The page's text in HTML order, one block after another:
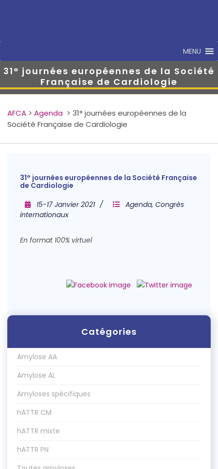
MENU
31° journées européennes de la Société
Française de Cardiologie
AFCA > Agenda > 31° journées européennes de la
Société Française de Cardiologie
31° journées européennes de la Société Française
de Cardiologie
15-17 Janvier 2021
Agenda, Congrès
internationaux
En format 100% virtuel
Catégories
Amylose AA
Amylose AL
Amyloses spécifiques
hATTR CM
hATTR mixte
hATTR PN